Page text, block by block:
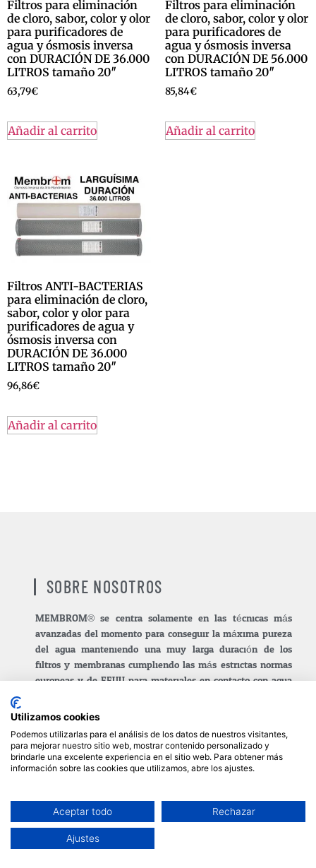
Filtros para eliminación
de cloro, sabor, color y olor
para purificadores de
agua y ósmosis inversa
con DURACIÓN DE 36.000
LITROS tamaño 20″
63,79€
Añadir al carrito
Filtros para eliminación
de cloro, sabor, color y olor
para purificadores de
agua y ósmosis inversa
con DURACIÓN DE 56.000
LITROS tamaño 20″
85,84€
Añadir al carrito
Filtros ANTI-BACTERIAS
para eliminación de cloro,
sabor, color y olor para
purificadores de agua y
ósmosis inversa con
DURACIÓN DE 36.000
LITROS tamaño 20″
96,86€
Añadir al carrito
SOBRE NOSOTROS
MEMBROM® se centra solamente en las técnicas más
avanzadas del momento para conseguir la máxima pureza
del agua manteniendo una muy larga duración de los
filtros y membranas cumpliendo las más estrictas normas
europeas y de EEUU para materiales en contacto con agua
Los sistemas de purificación de agua MEMBROM® están
especialmente diseñados para ahorrar agua, tiempo y
dinero en entonos de trabajo exigentes, evitando paradas
de mantenimiento innecesarias y aprovechando la mayor
Todas las innovaciones de los purificadores de agua
MEMBROM® están descritas en patente propia. Los
diseños industriales de cada equipo han sido registrados en
Utilizamos cookies
Podemos utilizarlas para el análisis de los datos de nuestros visitantes,
para mejorar nuestro sitio web, mostrar contenido personalizado y
brindarle una excelente experiencia en el sitio web. Para obtener más
información sobre las cookies que utilizamos, abre los ajustes.
Aceptar todo Rechazar
Ajustes